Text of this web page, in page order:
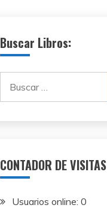
Buscar Libros:
CONTADOR DE VISITAS
Usuarios online: 0